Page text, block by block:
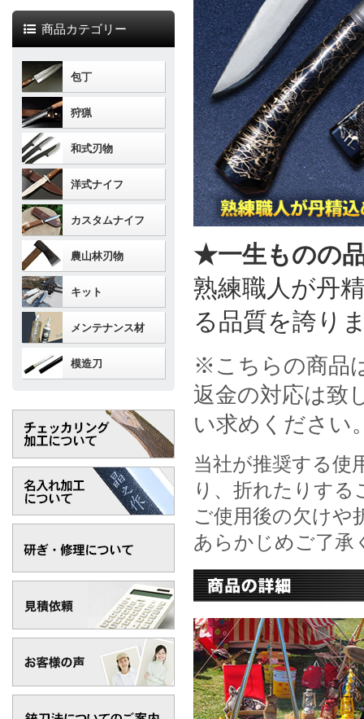
★一生ものの
熟練職人が丹
る品質を誇り
※こちらの商品
返金の対応は致
い求めください
当社が推奨する使
り、折れたりす
ご使用後の欠けや
あらかじめご了承
商品カテゴリー
包丁
狩猟
和式刃物
洋式ナイフ
カスタムナイフ
農山林刃物
キット
メンテナンス材
模造刀